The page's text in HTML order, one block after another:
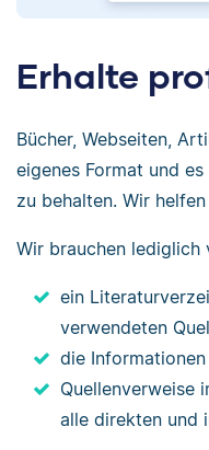
Erhalte
Bücher, Webseiten,
eigenes Format und
zu behalten. Wir
Wir brauchen lediglich
ein
verwendeten
die
Quellenverweise
alle direkten und